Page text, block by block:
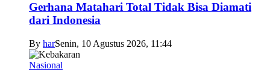
Gerhana Matahari Total Tidak Bisa Diamati
dari Indonesia
By harSenin, 10 Agustus 2026, 11:44
Nasional